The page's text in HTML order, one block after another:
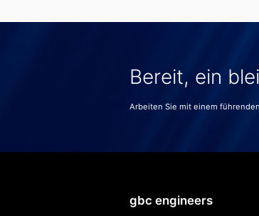
Bereit, ein
Arbeiten Sie mit einem
gbc engineers